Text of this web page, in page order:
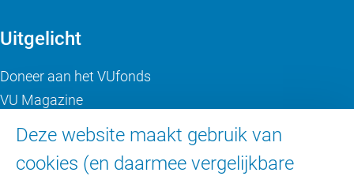
Deze website maakt gebruik van
cookies (en daarmee vergelijkbare
Uitgelicht
Doneer aan het VUfonds
VU Magazine